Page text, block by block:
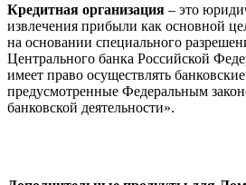
Кредитная организация – это
извлечения прибыли как основной
на основании специального
Центрального банка Российской
имеет право осуществлять
предусмотренные Федеральным
банковской деятельности».